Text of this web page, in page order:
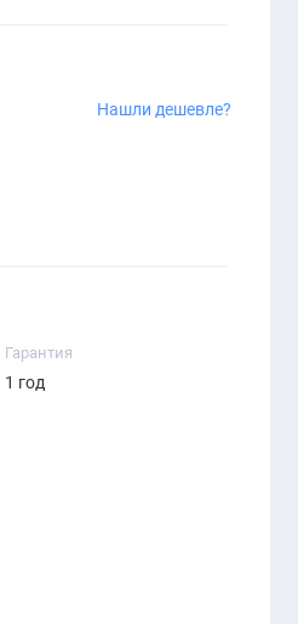
Нашли дешевле?
Гарантия
1 год